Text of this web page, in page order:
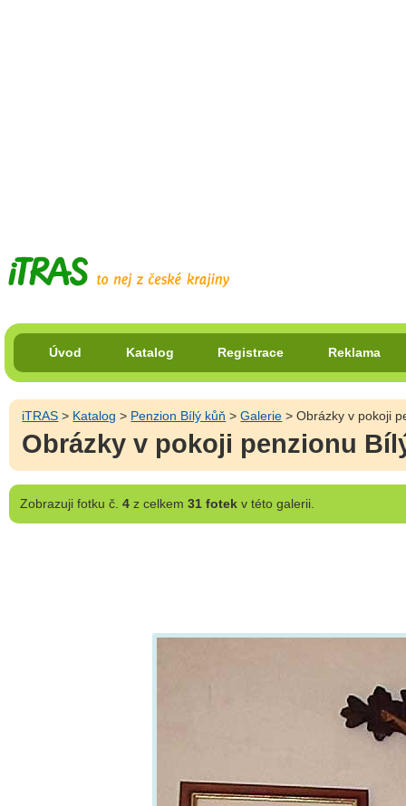
Úvod Katalog Registrace Reklama
iTRAS > Katalog > Penzion Bílý kůň >Galerie > Obrázky v pokoji
Obrázky v pokoji penzionu
Zobrazujifotku č. 4z celkem 31 fotekv této galerii.